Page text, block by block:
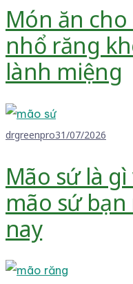
Món ăn
nhổ răng
lành miệng
drgreenpro31/07/2026
Mão sứ là gì
mão sứ
nay